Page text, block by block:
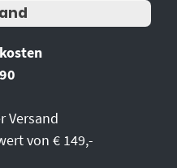
Versand
von € 149,-